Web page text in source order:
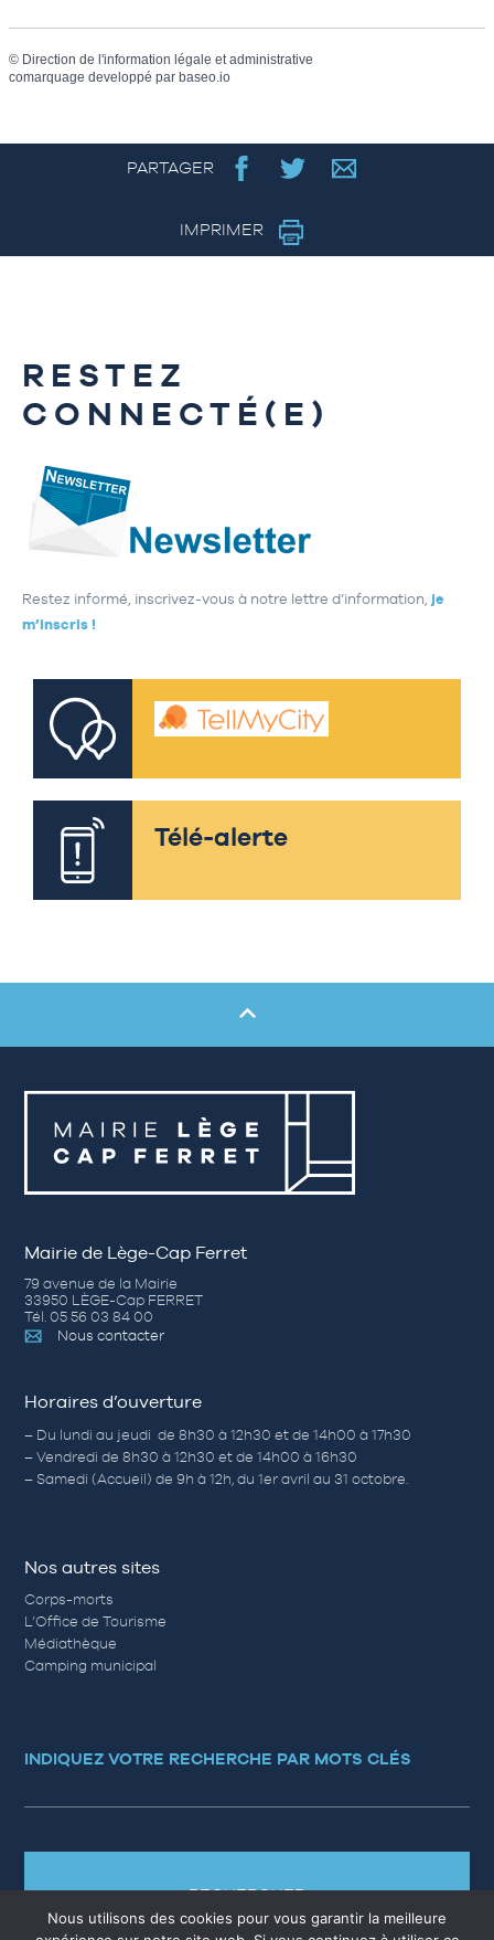
© Direction de l'information légale et administrative
comarquage developpé par baseo.io
PARTAGER
IMPRIMER
RESTEZ
CONNECTÉ(E)
Restez informé, inscrivez-vous à notre lettre d’information, je
m’inscris !
Télé-alerte
Mairie de Lège-Cap Ferret
79 avenue de la Mairie
33950 LÈGE-Cap FERRET
Tél. 05 56 03 84 00
Nous contacter
Horaires d’ouverture
– Du lundi au jeudi de 8h30 à 12h30 et de 14h00 à 17h30
– Vendredi de 8h30 à 12h30 et de 14h00 à 16h30
– Samedi (Accueil) de 9h à 12h, du 1er avril au 31 octobre.
Nos autres sites
Corps-morts
L’Office de Tourisme
Médiathèque
Camping municipal
INDIQUEZ VOTRE RECHERCHE PAR MOTS CLÉS
RECHERCHER
Nous utilisons des cookies pour vous garantir la meilleure